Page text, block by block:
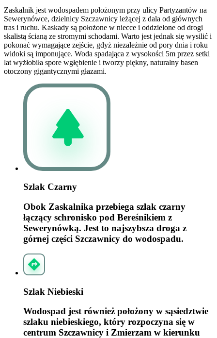
Zaskalnik jest wodospadem położonym przy ulicy Partyzantów na
Sewerynówce, dzielnicy Szczawnicy leżącej z dala od głównych
tras i ruchu. Kaskady są położone w niecce i oddzielone od drogi
skalistą ścianą ze stromymi schodami. Warto jest jednak się wysilić i
pokonać wymagające zejście, gdyż niezależnie od pory dnia i roku
widoki są imponujące. Woda spadająca z wysokości 5m przez setki
lat wyżłobiła spore wgłębienie i tworzy piękny, naturalny basen
otoczony gigantycznymi głazami.
Szlak Czarny
Obok Zaskalnika przebiega szlak czarny
łączący schronisko pod Bereśnikiem z
Sewerynówką. Jest to najszybsza droga z
górnej części Szczawnicy do wodospadu.
Szlak Niebieski
Wodospad jest również położony w sąsiedztwie
szlaku niebieskiego, który rozpoczyna się w
centrum Szczawnicy i Zmierzam w kierunku